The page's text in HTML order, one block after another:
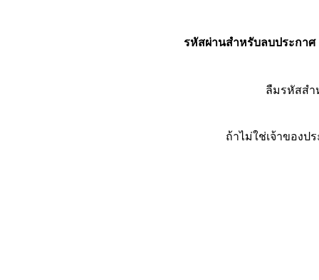
รหัสผ่านสำหรับลบประกาศ
ลืมรหัสส
ถ้าไม่ใช่เจ้าของป